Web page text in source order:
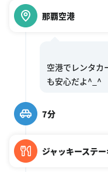
那覇空港
空港でレンタカ
7分
ジャッキーステ